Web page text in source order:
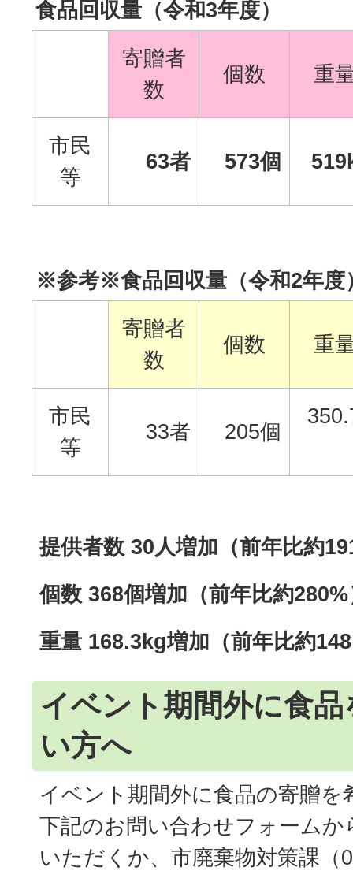
食品回収量（令和3年度）
寄贈者
数
個数 重
市民
等
63者 573個
※参考※食品回収量（令和2年度
寄贈者
数
個数 重
市民
等
33者 205個
提供者数 30人増加（前年比約
個数 368個増加（前年比約280%
重量 168.3kg増加（前年比約
イベント期間外に食
い方へ
イベント期間外に食品の寄贈を
下記のお問い合わせフォーム
いただくか、市廃棄物対策課（